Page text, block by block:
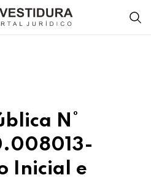
N°
Inicial e